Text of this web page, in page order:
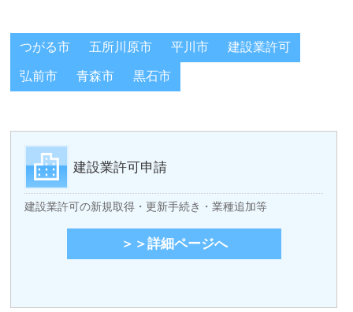
つがる市 五所川原市 平川市 建設業許可
弘前市 青森市 黒石市
建設業許可申請
建設業許可の新規取得・更新手続き・業種追加等
＞＞詳細ページへ